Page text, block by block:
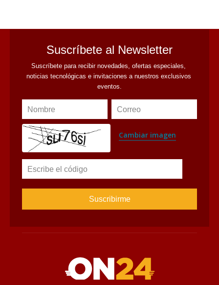
Suscríbete al Newsletter
Suscríbete para recibir novedades, ofertas especiales,
noticias tecnológicas e invitaciones a nuestros exclusivos
eventos.
Nombre Correo
Cambiar imagen
Escribe el código